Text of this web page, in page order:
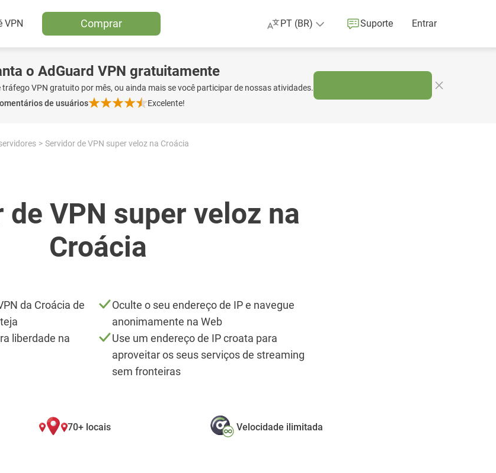
VPN Comprar PT (BR) Suporte Entrar
o AdGuard VPN gratuitamente
tráfego VPN gratuito por mês, ou ainda mais se você participar de nossas atividades.
de usuários Excelente!
Servidor de VPN super veloz na Croácia
de VPN super veloz na
Croácia
da Croácia de
Oculte o seu endereço de IP e navegue
anonimamente na Web
liberdade na
Use um endereço de IP croata para
aproveitar os seus serviços de streaming
sem fronteiras
70+ locais Velocidade ilimitada